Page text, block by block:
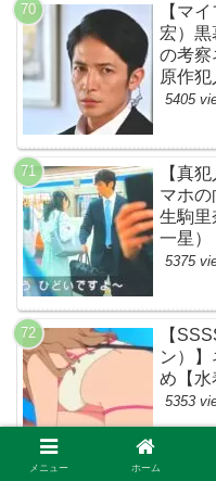
【マ
宏）
の考察
原作
とめ】
5405
【真
マホ
生駒里
一星）
司説
5375
【
ン）
め【水
5353
メニュー ホーム